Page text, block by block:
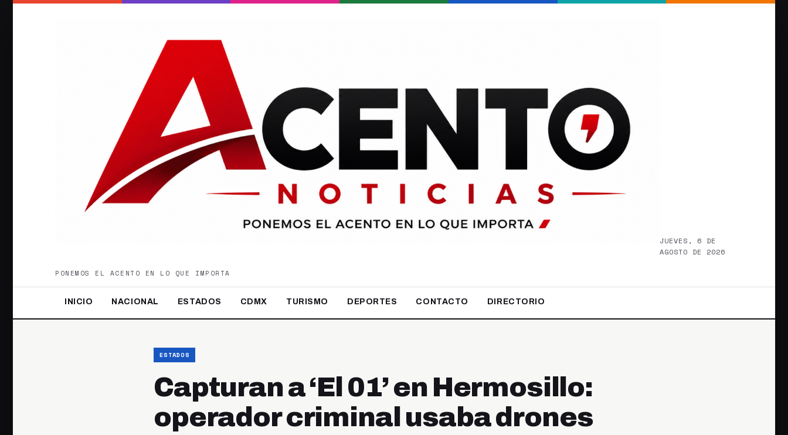
JUEVES, 6 DE
AGOSTO DE 2026
PONEMOS EL ACENTO EN LO QUE IMPORTA
INICIO NACIONAL ESTADOS CDMX TURISMO DEPORTES CONTACTO DIRECTORIO
ESTADOS
Capturan a ‘El 01’ en Hermosillo:
operador criminal usaba drones